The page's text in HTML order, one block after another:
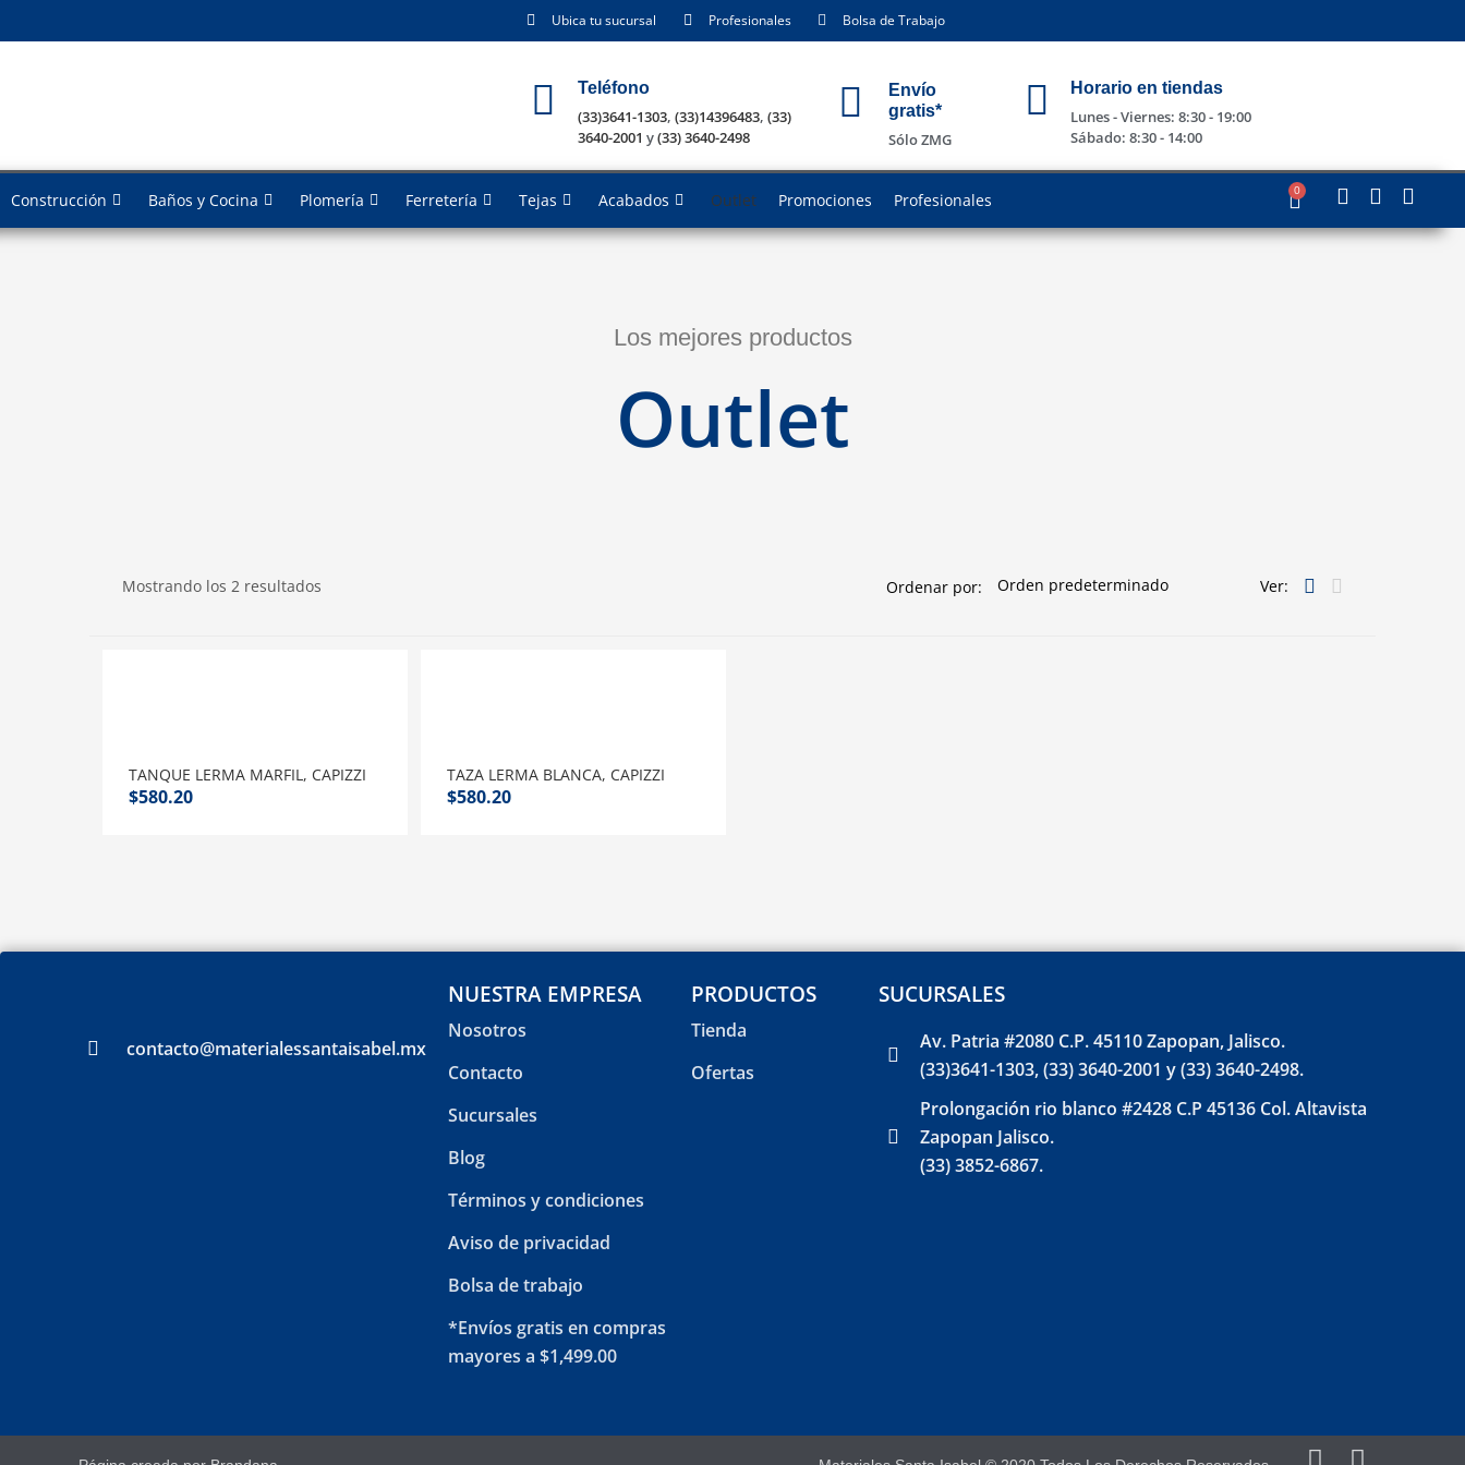
Ubica tu sucursal Profesionales Bolsa de Trabajo
Teléfono
(33)3641-1303, (33)14396483, (33)
3640-2001 y(33) 3640-2498
Envío
gratis*
Sólo ZMG
Horario en tiendas
Lunes - Viernes: 8:30 - 19:00
Sábado: 8:30 - 14:00
Construcción Baños y Cocina Plomería Ferretería Tejas Acabados Outlet Promociones Profesionales 0
Los mejores productos
Outlet
Mostrando los 2 resultados Ordenar por: Ver:
TANQUE LERMA MARFIL, CAPIZZI
$580.20
TAZA LERMA BLANCA, CAPIZZI
$580.20
contacto@materialessantaisabel.mx
NUESTRA EMPRESA
Nosotros
Contacto
Sucursales
Blog
Términos y condiciones
Aviso de privacidad
Bolsa de trabajo
*Envíos gratis en compras
mayores a $1,499.00
PRODUCTOS
Tienda
Ofertas
SUCURSALES
Av. Patria #2080 C.P. 45110 Zapopan, Jalisco.
(33)3641-1303, (33) 3640-2001 y (33) 3640-2498.
Prolongación rio blanco #2428 C.P 45136 Col. Altavista
Zapopan Jalisco.
(33) 3852-6867.